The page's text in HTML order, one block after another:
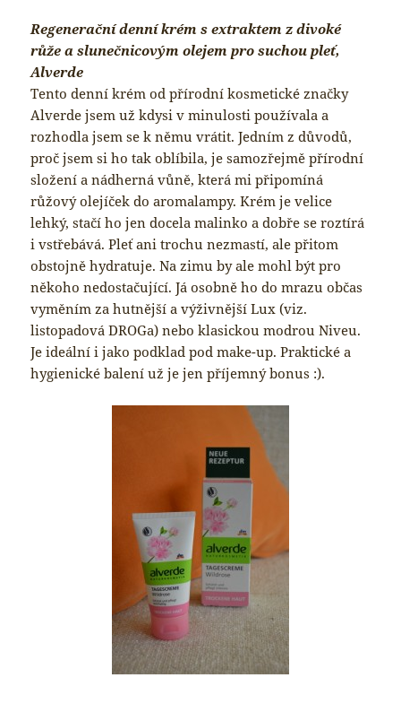
Regenerační denní krém s extraktem z divoké
růže a slunečnicovým olejem pro suchou pleť,
Alverde
Tento denní krém od přírodní kosmetické značky
Alverde jsem už kdysi v minulosti používala a
rozhodla jsem se k němu vrátit. Jedním z důvodů,
proč jsem si ho tak oblíbila, je samozřejmě přírodní
složení a nádherná vůně, která mi připomíná
růžový olejíček do aromalampy. Krém je velice
lehký, stačí ho jen docela malinko a dobře se roztírá
i vstřebává. Pleť ani trochu nezmastí, ale přitom
obstojně hydratuje. Na zimu by ale mohl být pro
někoho nedostačující. Já osobně ho do mrazu občas
vyměním za hutnější a výživnější Lux (viz.
listopadová DROGa) nebo klasickou modrou Niveu.
Je ideální i jako podklad pod make-up. Praktické a
hygienické balení už je jen příjemný bonus :).